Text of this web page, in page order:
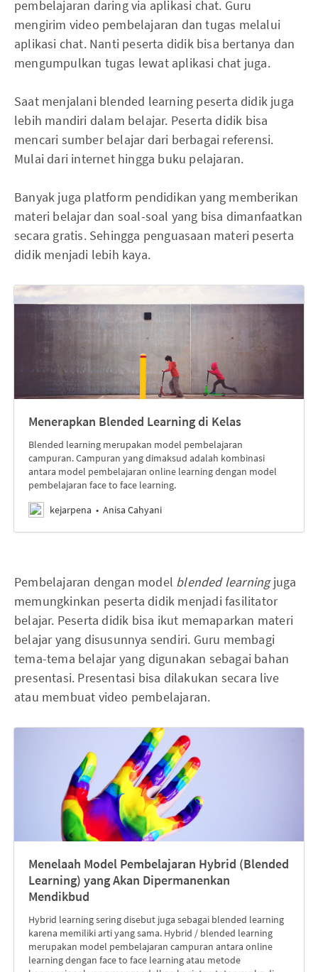
pembelajaran daring via aplikasi chat. Guru
mengirim video pembelajaran dan tugas melalui
aplikasi chat. Nanti peserta didik bisa bertanya dan
mengumpulkan tugas lewat aplikasi chat juga.
Saat menjalani blended learning peserta didik juga
lebih mandiri dalam belajar. Peserta didik bisa
mencari sumber belajar dari berbagai referensi.
Mulai dari internet hingga buku pelajaran.
Banyak juga platform pendidikan yang memberikan
materi belajar dan soal-soal yang bisa dimanfaatkan
secara gratis. Sehingga penguasaan materi peserta
didik menjadi lebih kaya.
Menerapkan Blended Learning di Kelas
Blended learning merupakan model pembelajaran
campuran. Campuran yang dimaksud adalah kombinasi
antara model pembelajaran online learning dengan model
pembelajaran face to face learning.
kejarpena
Anisa Cahyani
Pembelajaran dengan model blended learningjuga
memungkinkan peserta didik menjadi fasilitator
belajar. Peserta didik bisa ikut memaparkan materi
belajar yang disusunnya sendiri. Guru membagi
tema-tema belajar yang digunakan sebagai bahan
presentasi. Presentasi bisa dilakukan secara live
atau membuat video pembelajaran.
Menelaah Model Pembelajaran Hybrid (Blended
Learning) yang Akan Dipermanenkan
Mendikbud
Hybrid learning sering disebut juga sebagai blended learning
karena memiliki arti yang sama. Hybrid / blended learning
merupakan model pembelajaran campuran antara online
learning dengan face to face learning atau metode